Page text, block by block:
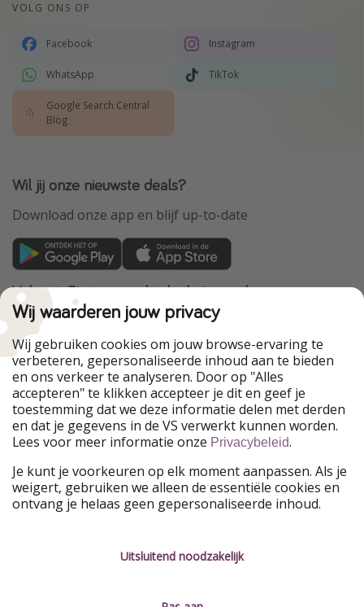
VOLG ONS OP
Facebook Instagram
WhatsApp TikTok
Google Search Central
Blog
Wil jij onze nieuwste deals?
Download onze app en blijf up-to-date
VakantiePiraten maakt deel uit van de
HolidayPirates Group
Onze markten
PiratinViaggio
HolidayPirates
WakacyjniPiraci
VoyagesPirates
Ferienpiraten
Urlaubspiraten
Urlaubspiraten
ViajerosPiratas
TravelPirates
HolidayPirates Group
Leer ons kennen Juridisch
Wij waarderen jouw privacy
Wij gebruiken cookies om jouw browse-ervaring te
verbeteren, gepersonaliseerde inhoud aan te bieden
en ons verkeer te analyseren. Door op "Alles
accepteren" te klikken accepteer je dit en geef je
toestemming dat we deze informatie delen met derden
en dat je gegevens in de VS verwerkt kunnen worden.
Lees voor meer informatie onze Privacybeleid.
Je kunt je voorkeuren op elk moment aanpassen. Als je
weigert, gebruiken we alleen de essentiële cookies en
ontvang je helaas geen gepersonaliseerde inhoud.
Uitsluitend noodzakelijk